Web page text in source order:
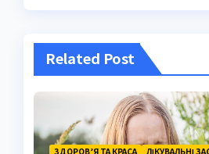
Related Post
ЗДОРОВ’Я ТА КРАСА ЛІКУВАЛЬНІ